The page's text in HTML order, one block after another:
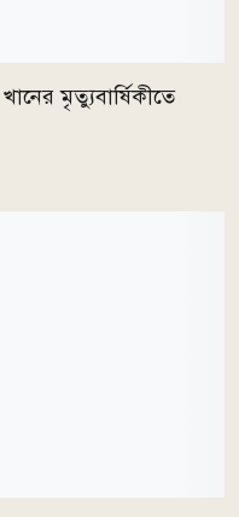
মৃত্যুবার্ষিকীতে